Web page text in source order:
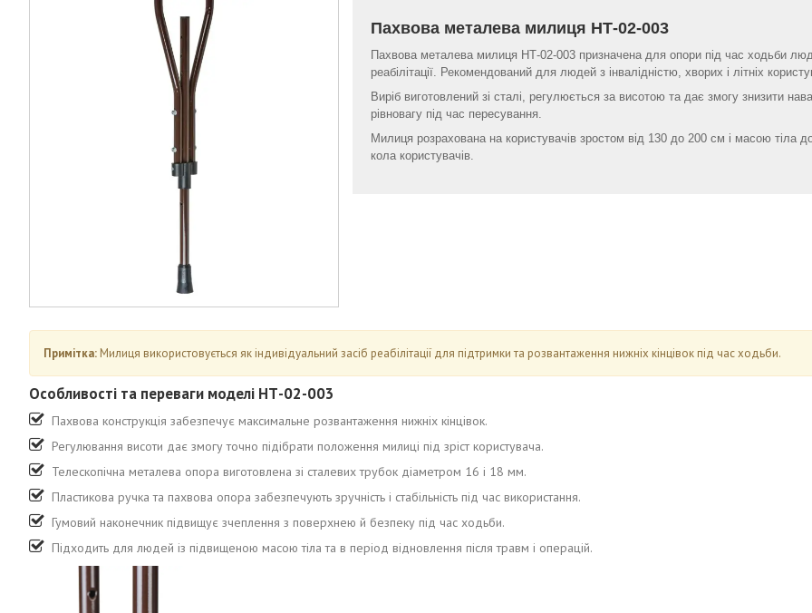
Пахвова металева милиця НТ-02-003
Пахвова металева милиця НТ-02-003 призначена для опори під час ходьби
реабілітації. Рекомендований для людей з інвалідністю, хворих і літніх
Виріб виготовлений зі сталі, регулюється за висотою та дає змогу знизити
рівновагу під час пересування.
Милиця розрахована на користувачів зростом від 130 до 200 см і масою тіла
кола користувачів.
Примітка: Милиця використовується як індивідуальний засіб реабілітації для підтримки та розвантаження нижніх кінцівок під час ходьби.
Особливості та переваги моделі НТ-02-003
Пахвова конструкція забезпечує максимальне розвантаження нижніх кінцівок.
Регулювання висоти дає змогу точно підібрати положення милиці під зріст користувача.
Телескопічна металева опора виготовлена зі сталевих трубок діаметром 16 і 18 мм.
Пластикова ручка та пахвова опора забезпечують зручність і стабільність під час використання.
Гумовий наконечник підвищує зчеплення з поверхнею й безпеку під час ходьби.
Підходить для людей із підвищеною масою тіла та в період відновлення після травм і операцій.